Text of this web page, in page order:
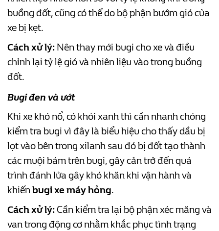
buồng đốt, cũng có thể do bộ phận bướm gió của
xe bị kẹt.
Cách xử lý: Nên thay mới bugi cho xe và điều
chỉnh lại tỷ lệ gió và nhiên liệu vào trong buồng
đốt.
Bugi đen và ướt
Khi xe khó nổ, có khói xanh thì cần nhanh chóng
kiểm tra bugi vì đây là biểu hiệu cho thấy dầu bị
lọt vào bên trong xilanh sau đó bị đốt tạo thành
các muội bám trên bugi, gây cản trở đến quá
trình đánh lửa gây khó khăn khi vận hành và
khiếnbugi xe máy hỏng.
Cách xử lý: Cần kiểm tra lại bộ phận xéc măng và
van trong động cơ nhằm khắc phục tình trạng